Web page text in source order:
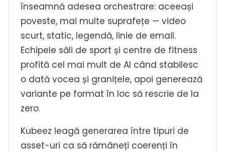
înseamnă adesea orchestrare: aceeași
poveste, mai multe suprafețe — video
scurt, static, legendă, linie de email.
Echipele săli de sport și centre de fitness
profită cel mai mult de AI când stabilesc
o dată vocea și granițele, apoi generează
variante pe format în loc să rescrie de la
zero.
Kubeez leagă generarea între tipuri de
asset-uri ca să rămâneți coerenți în